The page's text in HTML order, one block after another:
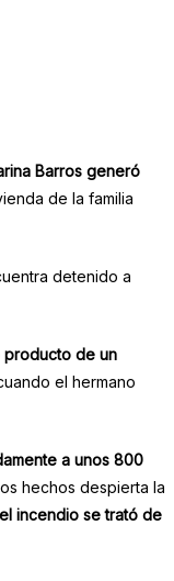
Barros generó
de la familia
detenido a
producto de un
el hermano
a unos 800
hechos despierta la
el incendio se trató de